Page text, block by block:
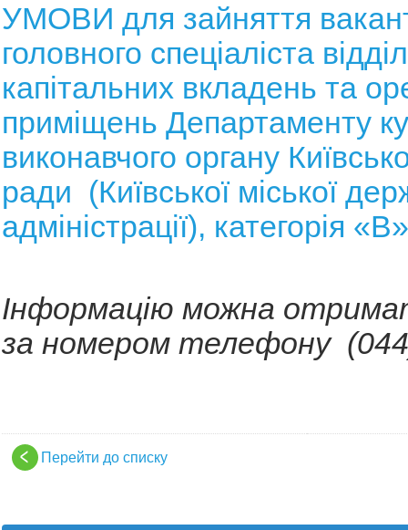
УМОВИ для зайняття
головного спеціаліста
капітальних вкладень та
приміщень Департаменту
виконавчого органу
ради (Київської міської
адміністрації), категорія «В»
Інформацію можна
за номером телефону
Перейти до списку